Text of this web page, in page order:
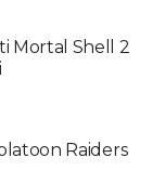
Mortal Shell 2
Raiders